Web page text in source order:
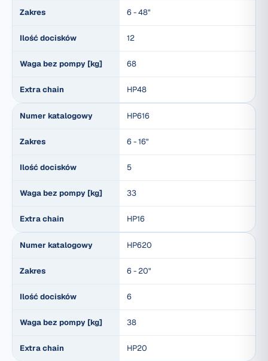
Zakres 6 - 48"
Ilość docisków 12
Waga bez pompy [kg] 68
Extra chain HP48
Numer katalogowy HP616
Zakres 6 - 16"
Ilość docisków 5
Waga bez pompy [kg] 33
Extra chain HP16
Numer katalogowy HP620
Zakres 6 - 20"
Ilość docisków 6
Waga bez pompy [kg] 38
Extra chain HP20